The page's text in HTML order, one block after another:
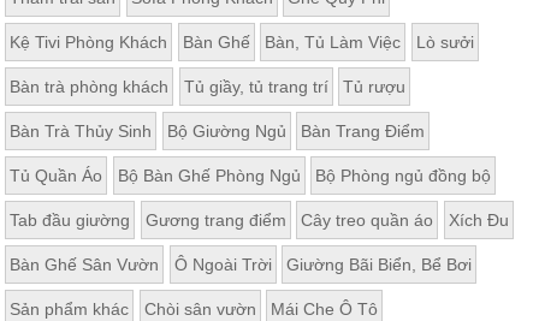
Kệ Tivi Phòng Khách Bàn Ghế Bàn, Tủ Làm Việc Lò sưởi
Bàn trà phòng khách Tủ giầy, tủ trang trí Tủ rượu
Bàn Trà Thủy Sinh Bộ Giường Ngủ Bàn Trang Điểm
Tủ Quần Áo Bộ Bàn Ghế Phòng Ngủ Bộ Phòng ngủ đồng bộ
Tab đầu giường Gương trang điểm Cây treo quần áo Xích Đu
Bàn Ghế Sân Vườn Ô Ngoài Trời Giường Bãi Biển, Bể Bơi
Sản phẩm khác Chòi sân vườn Mái Che Ô Tô